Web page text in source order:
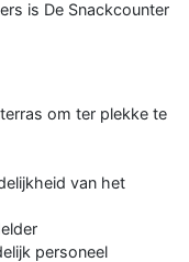
is De Snackcounter
om ter plekke te
van het
personeel